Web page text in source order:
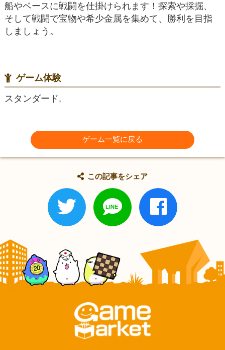
船やベースに戦闘を仕掛けられます！探索や採掘、
そして戦闘で宝物や希少金属を集めて、勝利を目指
しましょう。
ゲーム体験
スタンダード,
ゲーム一覧に戻る
この記事をシェア